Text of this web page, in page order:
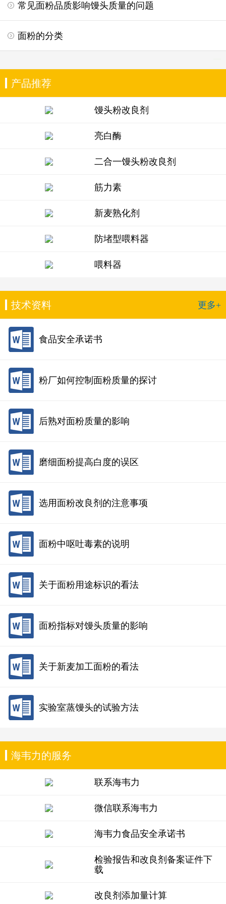
常见面粉品质影响馒头质量的问题
面粉的分类
产品推荐
馒头粉改良剂
亮白酶
二合一馒头粉改良剂
筋力素
新麦熟化剂
防堵型喂料器
喂料器
技术资料 更多+
食品安全承诺书
粉厂如何控制面粉质量的探讨
后熟对面粉质量的影响
磨细面粉提高白度的误区
选用面粉改良剂的注意事项
面粉中呕吐毒素的说明
关于面粉用途标识的看法
面粉指标对馒头质量的影响
关于新麦加工面粉的看法
实验室蒸馒头的试验方法
海韦力的服务
联系海韦力
微信联系海韦力
海韦力食品安全承诺书
检验报告和改良剂备案证件下
载
改良剂添加量计算